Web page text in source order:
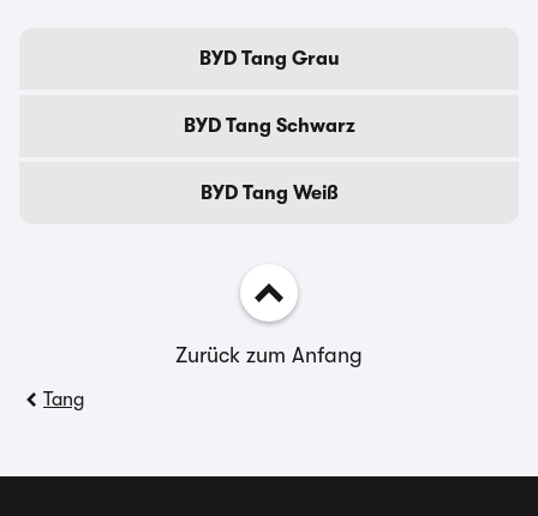
BYD Tang Grau
BYD Tang Schwarz
BYD Tang Weiß
Zurück zum Anfang
Tang